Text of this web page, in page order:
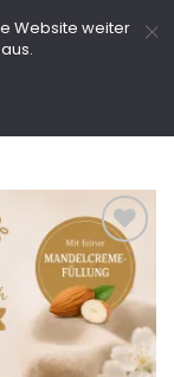
Add to
wishlist
Website weiter